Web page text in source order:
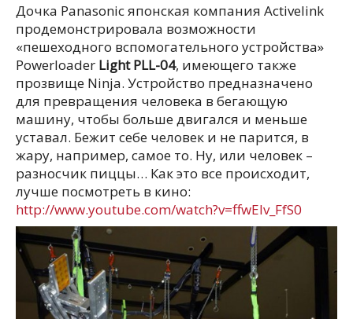
Дочка Panasonic японская компания Activelink
продемонстрировала возможности
«пешеходного вспомогательного устройства»
Powerloader Light PLL-04, имеющего также
прозвище Ninja. Устройство предназначено
для превращения человека в бегающую
машину, чтобы больше двигался и меньше
уставал. Бежит себе человек и не парится, в
жару, например, самое то. Ну, или человек –
разносчик пиццы… Как это все происходит,
лучше посмотреть в кино:
http://www.youtube.com/watch?v=ffwElv_FfS0